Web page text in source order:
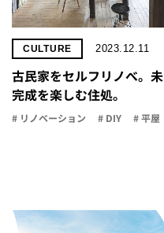
CULTURE 2023.12.11
古民家をセルフリノべ。未
完成を楽しむ住処。
# リノベーション # DIY # 平屋